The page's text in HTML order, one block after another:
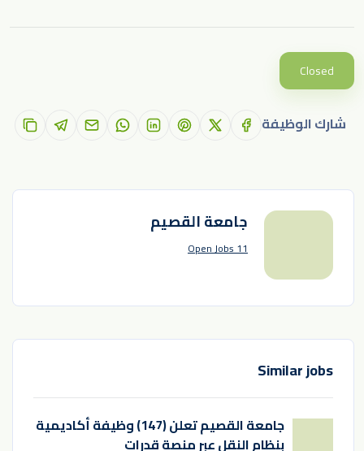
Closed
شارك الوظيفة
جامعة القصيم
11 Open Jobs
Similar jobs
جامعة القصيم تعلن (147) وظيفة أكاديمية
بنظام النقل عبر منصة قدرات